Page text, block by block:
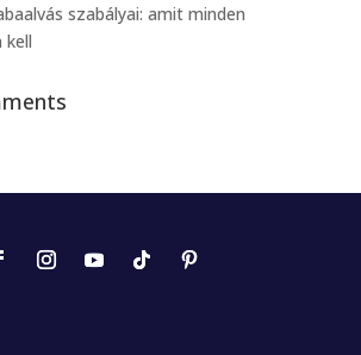
szabályai: amit minden
kell